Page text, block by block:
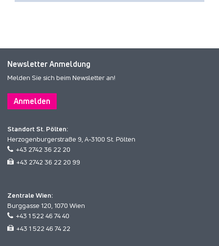
Newsletter Anmeldung
Melden Sie sich beim Newsletter an!
Anmelden
Standort St. Pölten:
Herzogenburgerstraße 9, A-3100 St. Pölten
+43 2742 36 22 20
+43 2742 36 22 20 99
Zentrale Wien:
Burggasse 120, 1070 Wien
+43 1 522 46 74 40
+43 1 522 46 74 22